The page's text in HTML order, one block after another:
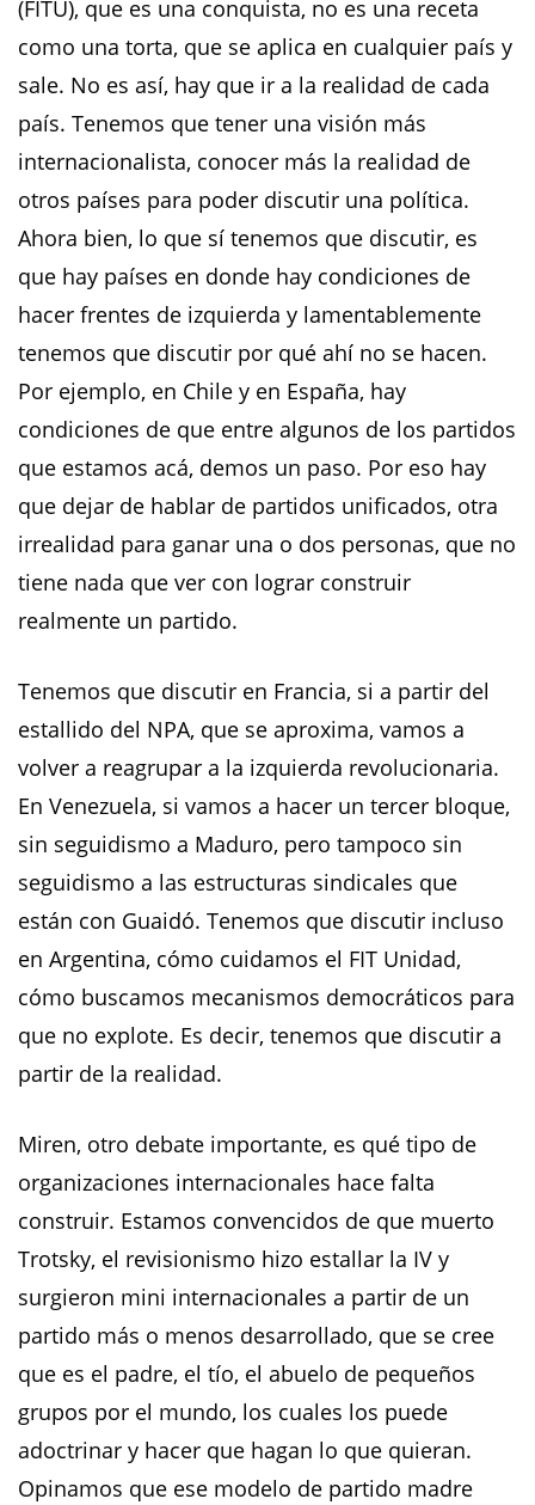
(FITU), que es una conquista, no es una receta
como una torta, que se aplica en cualquier país y
sale. No es así, hay que ir a la realidad de cada
país. Tenemos que tener una visión más
internacionalista, conocer más la realidad de
otros países para poder discutir una política.
Ahora bien, lo que sí tenemos que discutir, es
que hay países en donde hay condiciones de
hacer frentes de izquierda y lamentablemente
tenemos que discutir por qué ahí no se hacen.
Por ejemplo, en Chile y en España, hay
condiciones de que entre algunos de los partidos
que estamos acá, demos un paso. Por eso hay
que dejar de hablar de partidos unificados, otra
irrealidad para ganar una o dos personas, que no
tiene nada que ver con lograr construir
realmente un partido.
Tenemos que discutir en Francia, si a partir del
estallido del NPA, que se aproxima, vamos a
volver a reagrupar a la izquierda revolucionaria.
En Venezuela, si vamos a hacer un tercer bloque,
sin seguidismo a Maduro, pero tampoco sin
seguidismo a las estructuras sindicales que
están con Guaidó. Tenemos que discutir incluso
en Argentina, cómo cuidamos el FIT Unidad,
cómo buscamos mecanismos democráticos para
que no explote. Es decir, tenemos que discutir a
partir de la realidad.
Miren, otro debate importante, es qué tipo de
organizaciones internacionales hace falta
construir. Estamos convencidos de que muerto
Trotsky, el revisionismo hizo estallar la IV y
surgieron mini internacionales a partir de un
partido más o menos desarrollado, que se cree
que es el padre, el tío, el abuelo de pequeños
grupos por el mundo, los cuales los puede
adoctrinar y hacer que hagan lo que quieran.
Opinamos que ese modelo de partido madre